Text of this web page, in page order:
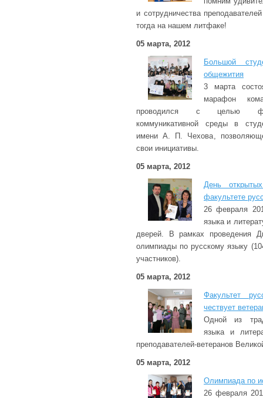
и сотрудничества
тогда на нашем литфаке!
05 марта, 2012
Большой
общежития
3 марта
марафон
проводился с целью
коммуникативной среды в
имени А. П. Чехова,
свои инициативы.
05 марта, 2012
День
факультете
26 февраля
языка и
дверей. В рамках проведения
олимпиады по русскому языку
участников).
05 марта, 2012
Факультет
чествует
Одной из
языка и
преподавателей-ветеранов
05 марта, 2012
Олимпиада по
26 февраля